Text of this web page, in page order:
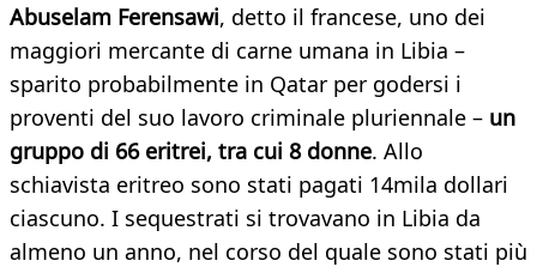
Abuselam Ferensawi, detto il francese, uno dei
maggiori mercante di carne umana in Libia –
sparito probabilmente in Qatar per godersi i
proventi del suo lavoro criminale pluriennale – un
gruppo di 66 eritrei, tra cui 8 donne. Allo
schiavista eritreo sono stati pagati 14mila dollari
ciascuno. I sequestrati si trovavano in Libia da
almeno un anno, nel corso del quale sono stati più